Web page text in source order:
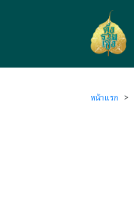
หน้าแรก >